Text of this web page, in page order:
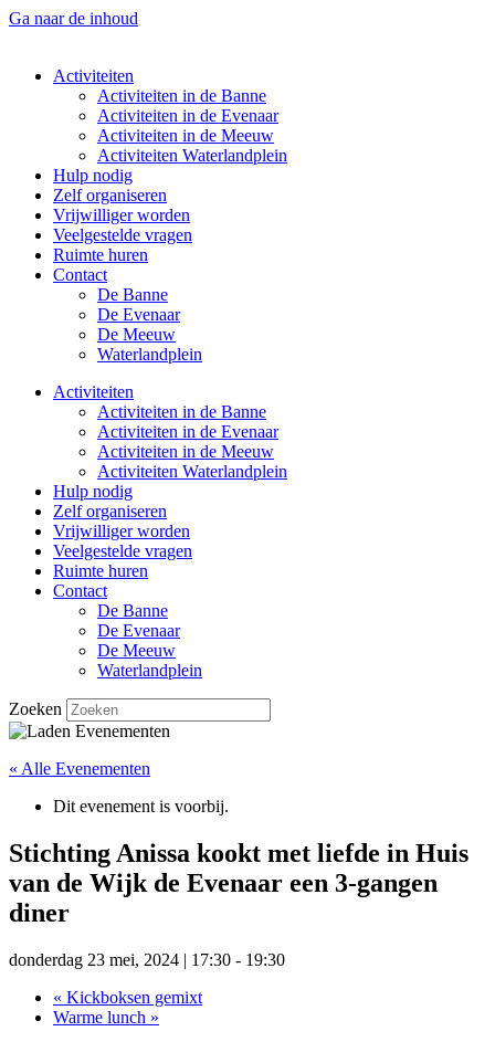
Ga naar de inhoud
Activiteiten
Activiteiten in de Banne
Activiteiten in de Evenaar
Activiteiten in de Meeuw
Activiteiten Waterlandplein
Hulp nodig
Zelf organiseren
Vrijwilliger worden
Veelgestelde vragen
Ruimte huren
Contact
De Banne
De Evenaar
De Meeuw
Waterlandplein
Activiteiten
Activiteiten in de Banne
Activiteiten in de Evenaar
Activiteiten in de Meeuw
Activiteiten Waterlandplein
Hulp nodig
Zelf organiseren
Vrijwilliger worden
Veelgestelde vragen
Ruimte huren
Contact
De Banne
De Evenaar
De Meeuw
Waterlandplein
Zoeken
« Alle Evenementen
Dit evenement is voorbij.
Stichting Anissa kookt met liefde in Huis
van de Wijk de Evenaar een 3-gangen
diner
donderdag 23 mei, 2024 | 17:30 - 19:30
« Kickboksen gemixt
Warme lunch »